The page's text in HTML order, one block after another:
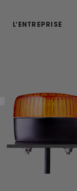
L'ENTREPRISE